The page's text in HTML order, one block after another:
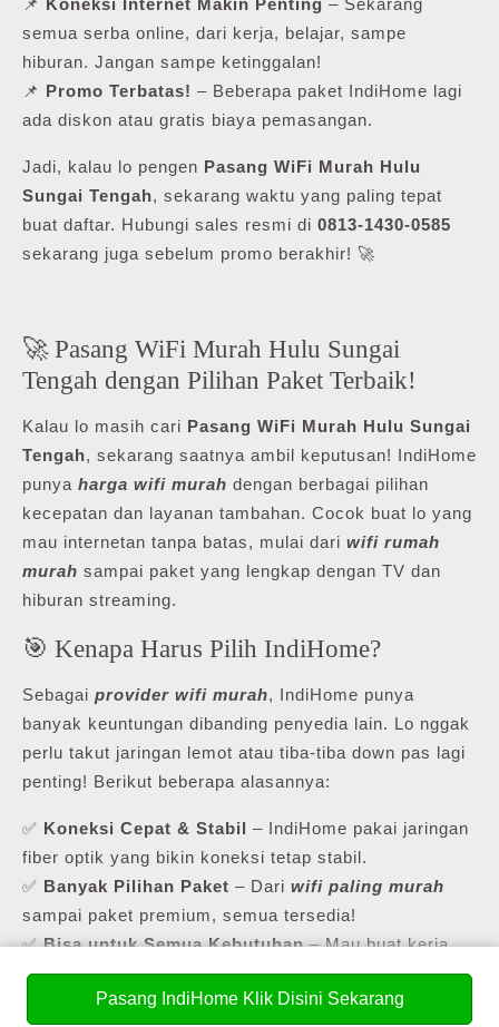
semua serba online, dari kerja, belajar, sampe
hiburan. Jangan sampe ketinggalan!
📌 Promo Terbatas! – Beberapa paket IndiHome lagi
ada diskon atau gratis biaya pemasangan.
Jadi, kalau lo pengen Pasang WiFi Murah Hulu
Sungai Tengah, sekarang waktu yang paling tepat
buat daftar. Hubungi sales resmi di 0813-1430-0585
sekarang juga sebelum promo berakhir! 🚀
🚀 Pasang WiFi Murah Hulu Sungai
Tengah dengan Pilihan Paket Terbaik!
Kalau lo masih cari Pasang WiFi Murah Hulu Sungai
Tengah, sekarang saatnya ambil keputusan! IndiHome
punya harga wifi murah dengan berbagai pilihan
kecepatan dan layanan tambahan. Cocok buat lo yang
mau internetan tanpa batas, mulai dari wifi rumah
murah sampai paket yang lengkap dengan TV dan
hiburan streaming.
🎯 Kenapa Harus Pilih IndiHome?
Sebagai provider wifi murah, IndiHome punya
banyak keuntungan dibanding penyedia lain. Lo nggak
perlu takut jaringan lemot atau tiba-tiba down pas lagi
penting! Berikut beberapa alasannya:
✅ Koneksi Cepat & Stabil – IndiHome pakai jaringan
fiber optik yang bikin koneksi tetap stabil.
✅ Banyak Pilihan Paket – Dari wifi paling murah
sampai paket premium, semua tersedia!
✅Bisa untuk Semua Kebutuhan– Mau buat kerja,
sekolah online, atau hiburan? Ada paket khusus buat
semuanya.Pasang IndiHome Klik Disini Sekarang